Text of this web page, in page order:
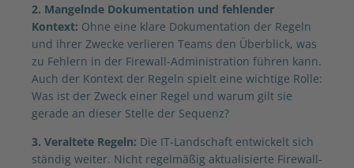
2. Mangelnde Dokumentation und fehlender
Kontext: Ohne eine klare Dokumentation der Regeln
und ihrer Zwecke verlieren Teams den Überblick, was
zu Fehlern in der Firewall-Administration führen kann.
Auch der Kontext der Regeln spielt eine wichtige Rolle:
Was ist der Zweck einer Regel und warum gilt sie
gerade an dieser Stelle der Sequenz?
3. Veraltete Regeln: Die IT-Landschaft entwickelt sich
ständig weiter. Nicht regelmäßig aktualisierte Firewall-